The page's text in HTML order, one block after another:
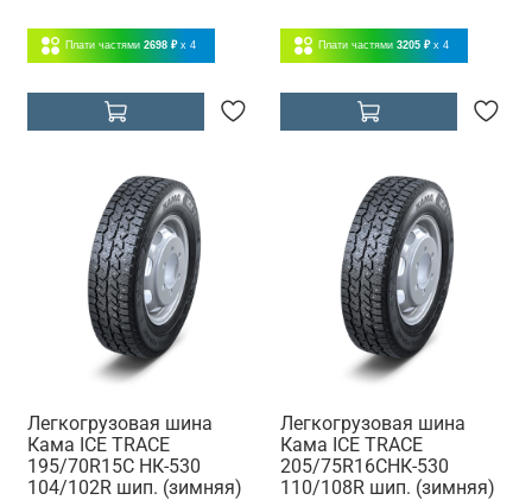
Плати частями 2698 ₽ x 4 Плати частями 3205 ₽ x 4
Легкогрузовая шина
Кама ICE TRACE
195/70R15C НК-530
104/102R шип. (зимняя)
Легкогрузовая шина
Кама ICE TRACE
205/75R16CНК-530
110/108R шип. (зимняя)